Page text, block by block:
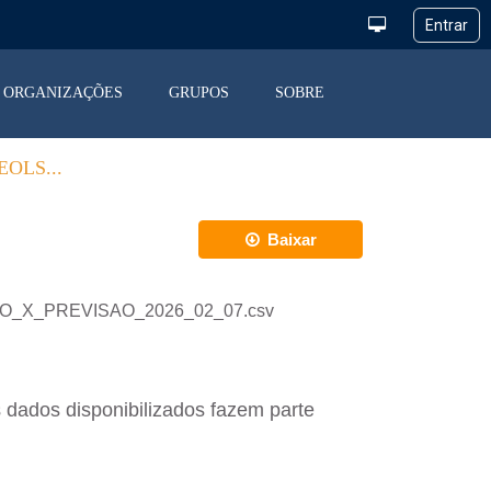
ORGANIZAÇÕES GRUPOS SOBRE
Baixar
disponibilizados fazem parte